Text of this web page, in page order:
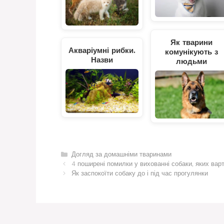
Акваріумні рибки.
Назви
Як тварини
комунікують з
людьми
Категорії
Догляд за домашніми тваринами
4 поширені помилки у вихованні собаки, яких
Як заспокоїти собаку до і під час прогулянки